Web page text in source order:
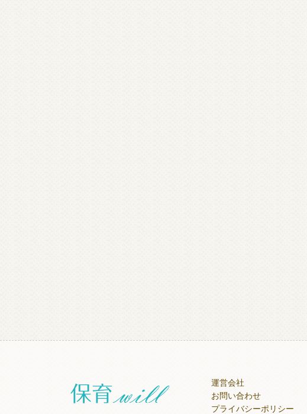
運営会社
お問い合わせ
プライバシーポリシー